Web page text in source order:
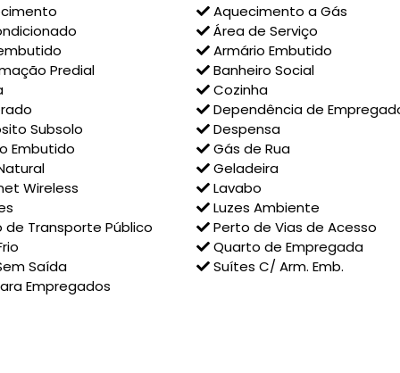
Aquecimento a Gás
Área de Serviço
Armário Embutido
Predial
Banheiro Social
Cozinha
Dependência de
Subsolo
Despensa
Embutido
Gás de Rua
Geladeira
Wireless
Lavabo
Luzes Ambiente
Transporte Público
Perto de Vias de Acesso
Quarto de Empregada
Saída
Suítes C/ Arm. Emb.
Empregados